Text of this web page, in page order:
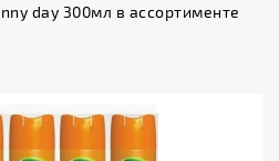
Заказать звонок
day 300мл в ассортименте